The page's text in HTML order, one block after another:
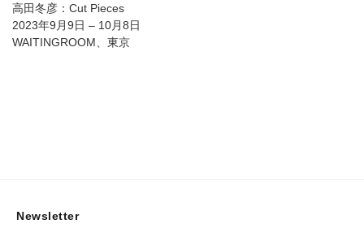
高田冬彦：Cut Pieces
2023年9月9日 – 10月8日
WAITINGROOM、東京
Newsletter